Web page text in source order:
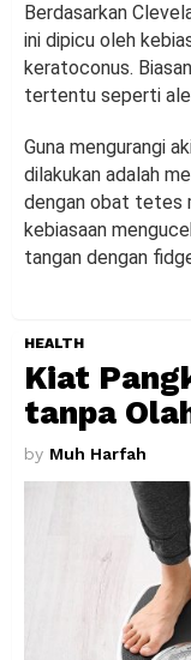
Berdasarkan
ini dipicu oleh
keratoconus.
tertentu seperti
Guna mengurangi
dilakukan adalah
dengan obat tetes
kebiasaan
tangan dengan
HEALTH
Kiat
tanpa
by Muh Harfah